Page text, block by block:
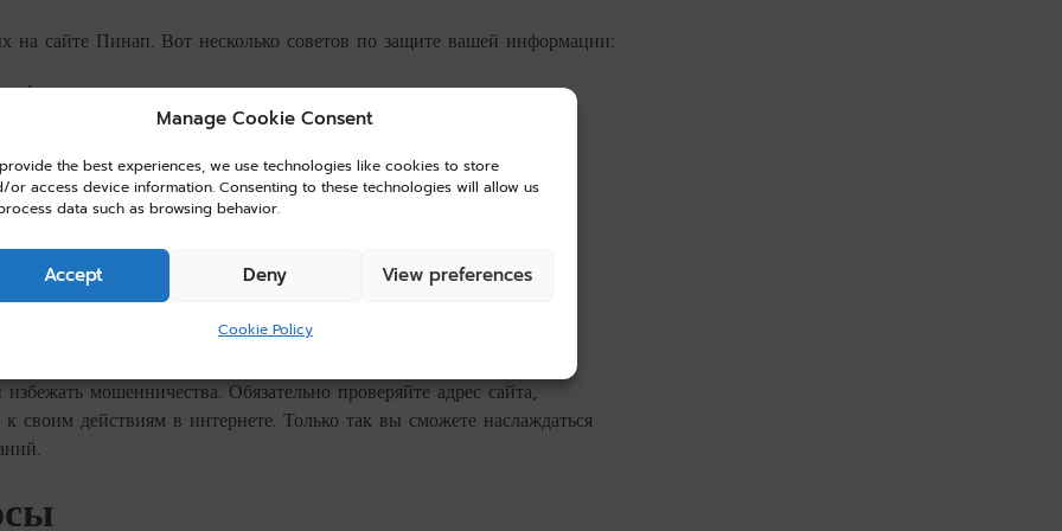
Manage Cookie Consent
the best experiences, we use technologies like cookies to store
or access device information. Consenting to these technologies will allow us
data such as browsing behavior.
Accept Deny View preferences
Cookie Policy
сайте Пинап. Вот несколько советов по защите вашей информации:
и специальных символов.
для защиты ваших устройств.
с неизвестных устройств.
внимательности и осторожности. Следуя перечисленным
мошенничества. Обязательно проверяйте адрес сайта,
своим действиям в интернете. Только так вы сможете наслаждаться